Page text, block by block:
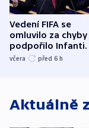
Vedení FIFA se
omluvilo za chyby
podpořilo
UEFA trvá na
včera před 6 h
Aktuálně